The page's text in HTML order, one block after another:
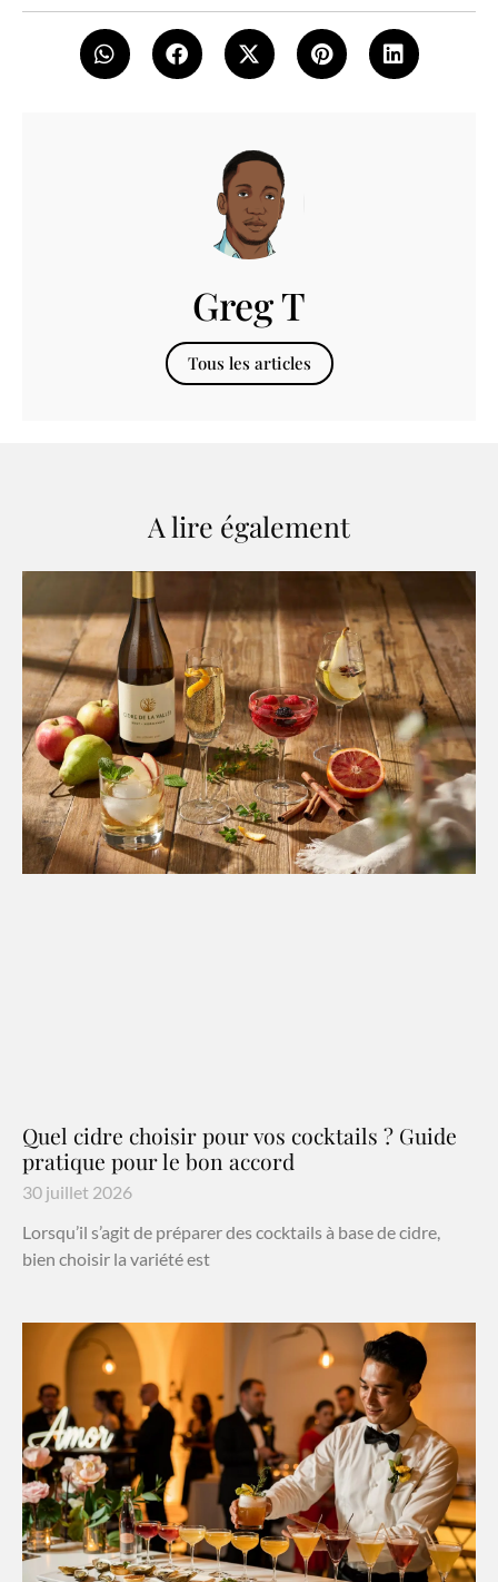
Greg T
Tous les articles
A lire également
Quel cidre choisir pour vos cocktails ? Guide
pratique pour le bon accord
30 juillet 2026
Lorsqu’il s’agit de préparer des cocktails à base de cidre,
bien choisir la variété est